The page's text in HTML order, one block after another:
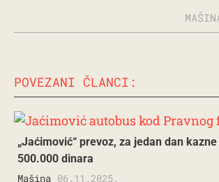
POVEZANI ČLANCI:
„Jaćimović“ prevoz, za jedan dan
500.000 dinara
Mašina 06.11.2025.